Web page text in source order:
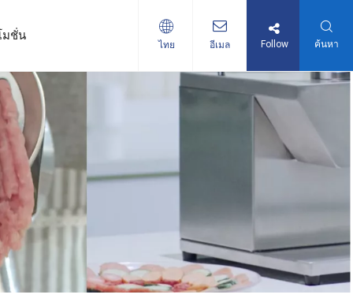
มชั่น
ไทย อีเมล Follow ค้นหา